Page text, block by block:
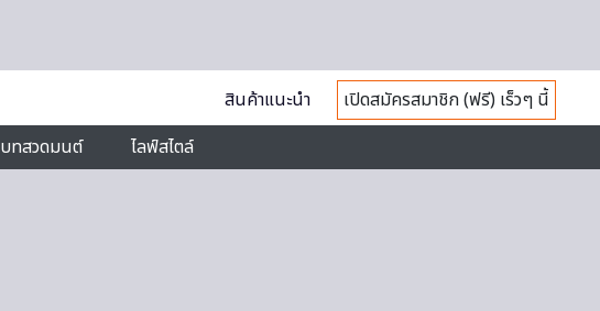
สินค้าแนะนำ
เปิดสมัครสมาชิก (ฟรี) เร็วๆ นี้
บทสวดมนต์ ไลฟ์สไตล์